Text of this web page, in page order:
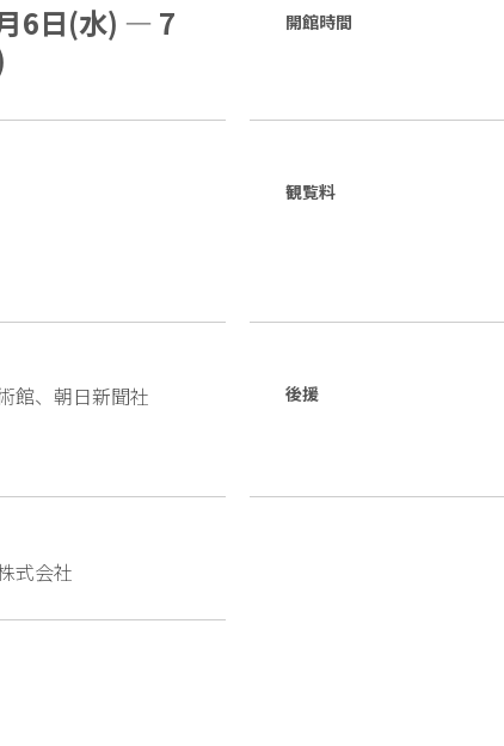
6日(水) — 7
開館時間
観覧料
館、朝日新聞社 後援
式会社